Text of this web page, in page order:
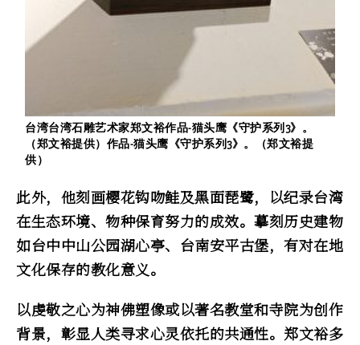
台湾台湾石雕艺术家郑文裕作品-猫头鹰《守护系列3》。
（郑文裕提供）作品-猫头鹰《守护系列3》。（郑文裕提
供）
此外，他刻画樱花钩吻鲑及黑面琵鹭，以纪录台湾
在生态环境、物种保育努力的成效。摹刻历史建物
如台中中山公园湖心亭、台南安平古堡，有对在地
文化保存的教化意义。
以虔敬之心为神佛塑像或以著名教堂和寺院为创作
背景，彰显人类寻求心灵依托的共通性。郑文裕多